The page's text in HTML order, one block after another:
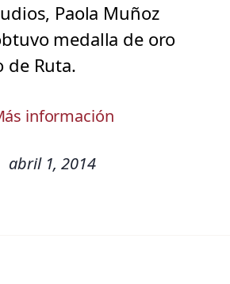
Paola Muñoz
medalla de oro
de Ruta.
información
abril 1, 2014